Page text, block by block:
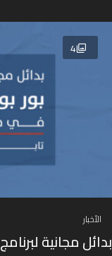
4
الأخبار
بدائل مجانية لبرنامج powerpoint